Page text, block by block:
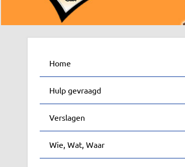
Home
Hulp gevraagd
Verslagen
Wie, Wat, Waar